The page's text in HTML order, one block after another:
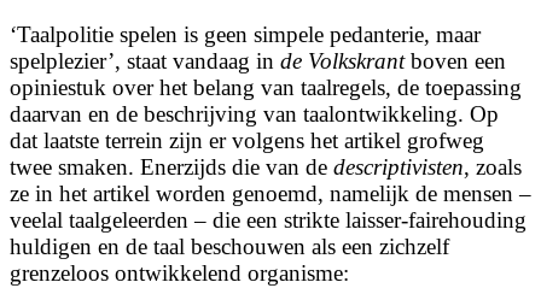
‘Taalpolitie spelen is geen simpele pedanterie, maar
spelplezier’, staat vandaag in de Volkskrantboven een
opiniestuk over het belang van taalregels, de toepassing
daarvan en de beschrijving van taalontwikkeling. Op
dat laatste terrein zijn er volgens het artikel grofweg
twee smaken. Enerzijds die van de descriptivisten, zoals
ze in het artikel worden genoemd, namelijk de mensen –
veelal taalgeleerden – die een strikte laisser-fairehouding
huldigen en de taal beschouwen als een zichzelf
grenzeloos ontwikkelend organisme: